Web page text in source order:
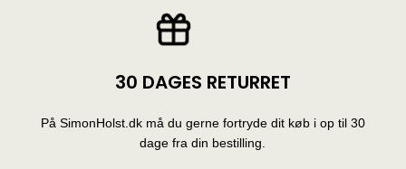
30 DAGES RETURRET
På SimonHolst.dk må du gerne fortryde dit køb i op til 30
dage fra din bestilling.